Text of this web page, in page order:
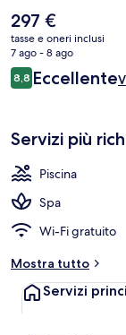
fitness. Le
gentile.
Il
prezzo
attuale
è
297 €
297 €
tasse e oneri inclusi
7 ago - 8 ago
Recensioni
8,88,8 su 10
Eccellente
Servizi più
Piscina
Spa
Wi-Fi gratuito
Mostra tutto
Servizi